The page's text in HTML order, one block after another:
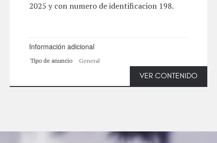
2025 y con numero de identificacion 198.
Información adicional
Tipo de anuncio General
VER CONTENIDO